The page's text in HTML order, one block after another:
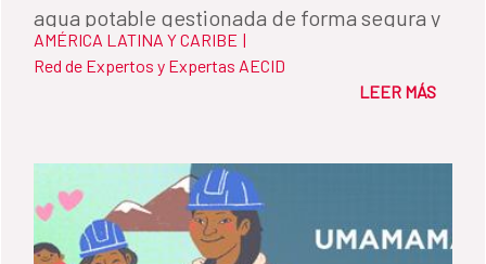
agua potable gestionada de forma segura y
3.500 millones no disponen de saneamiento
adecuado. Por Alejandro Martos, jefe del
AMÉRICA LATINA Y CARIBE |
Red de Expertos y Expertas AECID
LEER MÁS